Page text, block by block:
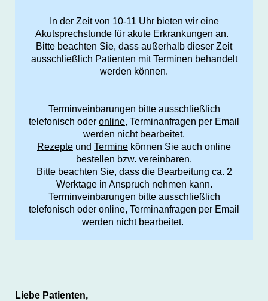
In der Zeit von 10-11 Uhr bieten wir eine
Akutsprechstunde für akute Erkrankungen an.
Bitte beachten Sie, dass außerhalb dieser Zeit
ausschließlich Patienten mit Terminen behandelt
werden können.
Terminveinbarungen bitte ausschließlich
telefonisch oder online, Terminanfragen per Email
werden nicht bearbeitet.
Rezepte und Termine können Sie auch online
bestellen bzw. vereinbaren.
Bitte beachten Sie, dass die Bearbeitung ca. 2
Werktage in Anspruch nehmen kann.
Terminveinbarungen bitte ausschließlich
telefonisch oder online, Terminanfragen per Email
werden nicht bearbeitet.
Liebe Patienten,